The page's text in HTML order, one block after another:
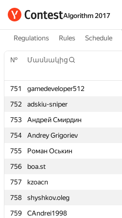
Algorithm 2017
Regulations Rules Schedule
№ Մասնակից
751 gamedeveloper512
752
adskiu-sniper
753
Андрей Смирдин
754
Andrey Grigoriev
755
Роман Оськин
756
boa.st
757
kzoacn
758
shyshkov.oleg
759
CAndrei1998
№ Մասնակից
751 gamedeveloper512
752
adskiu-sniper
753
Андрей Смирдин
754
Andrey Grigoriev
755
Роман Оськин
756
boa.st
757
kzoacn
758
shyshkov.oleg
759
CAndrei1998